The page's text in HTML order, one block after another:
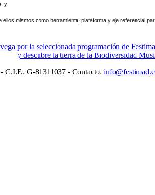
y
mismos como herramienta, plataforma y eje referencial
por la seleccionada programación de
y descubre la tierra de la Biodiversidad
G-81311037 - Contacto: